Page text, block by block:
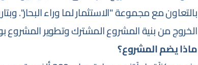
الخروج من بنية المشروع المشترك وتطوير المشروع
ماذا يضم المشروع؟